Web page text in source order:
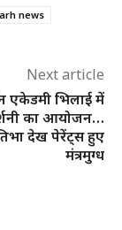
news
Next article
एकेडमी भिलाई में
का आयोजन…
देख पेरेंट्स हुए
मंत्रमुग्ध